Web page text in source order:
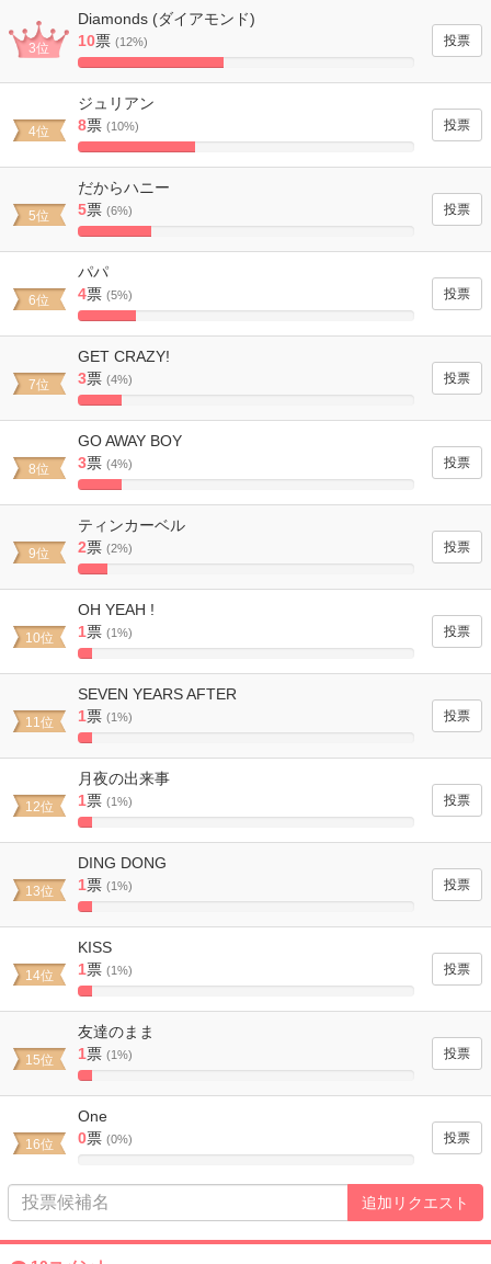
3位
Diamonds (ダイアモンド)
10票 (12%)
43.478260869565%
4位
ジュリアン
8票 (10%)
34.782608695652%
5位
だからハニー
5票 (6%)
21.739130434783%
6位
パパ
4票 (5%)
17.391304347826%
7位
GET CRAZY!
3票 (4%)
13.04347826087%
8位
GO AWAY BOY
3票 (4%)
13.04347826087%
9位
ティンカーベル
2票 (2%)
8.695652173913%
10位
OH YEAH !
1票 (1%)
4.3478260869565%
11位
SEVEN YEARS AFTER
1票 (1%)
4.3478260869565%
12位
月夜の出来事
1票 (1%)
4.3478260869565%
13位
DING DONG
1票 (1%)
4.3478260869565%
14位
KISS
1票 (1%)
4.3478260869565%
15位
友達のまま
1票 (1%)
4.3478260869565%
16位
One
0票 (0%)
Complete